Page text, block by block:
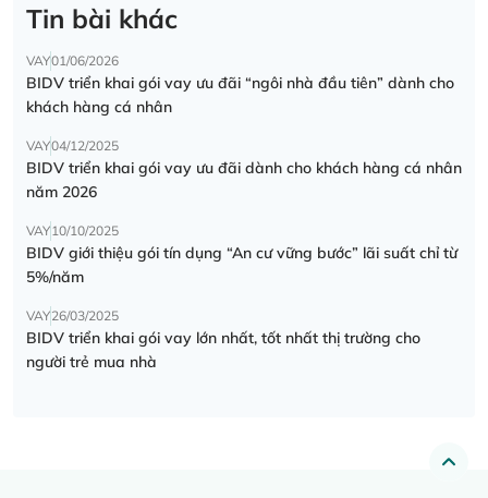
Tin bài khác
VAY01/06/2026
BIDV triển khai gói vay ưu đãi “ngôi nhà đầu tiên” dành cho
khách hàng cá nhân
VAY04/12/2025
BIDV triển khai gói vay ưu đãi dành cho khách hàng cá nhân
năm 2026
VAY10/10/2025
BIDV giới thiệu gói tín dụng “An cư vững bước” lãi suất chỉ từ
5%/năm
VAY26/03/2025
BIDV triển khai gói vay lớn nhất, tốt nhất thị trường cho
người trẻ mua nhà